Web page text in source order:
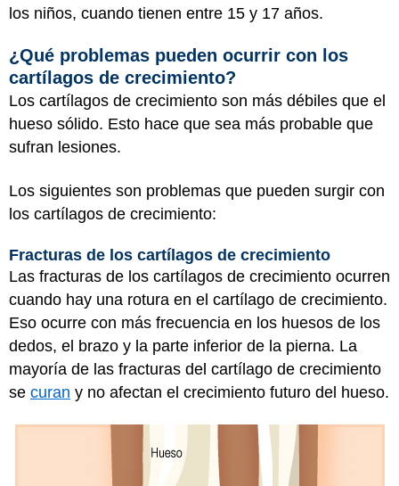
los niños, cuando tienen entre 15 y 17 años.
¿Qué problemas pueden ocurrir con los
cartílagos de crecimiento?
Los cartílagos de crecimiento son más débiles que el
hueso sólido. Esto hace que sea más probable que
sufran lesiones.
Los siguientes son problemas que pueden surgir con
los cartílagos de crecimiento:
Fracturas de los cartílagos de crecimiento
Las fracturas de los cartílagos de crecimiento ocurren
cuando hay una rotura en el cartílago de crecimiento.
Eso ocurre con más frecuencia en los huesos de los
dedos, el brazo y la parte inferior de la pierna. La
mayoría de las fracturas del cartílago de crecimiento
se curan y no afectan el crecimiento futuro del hueso.